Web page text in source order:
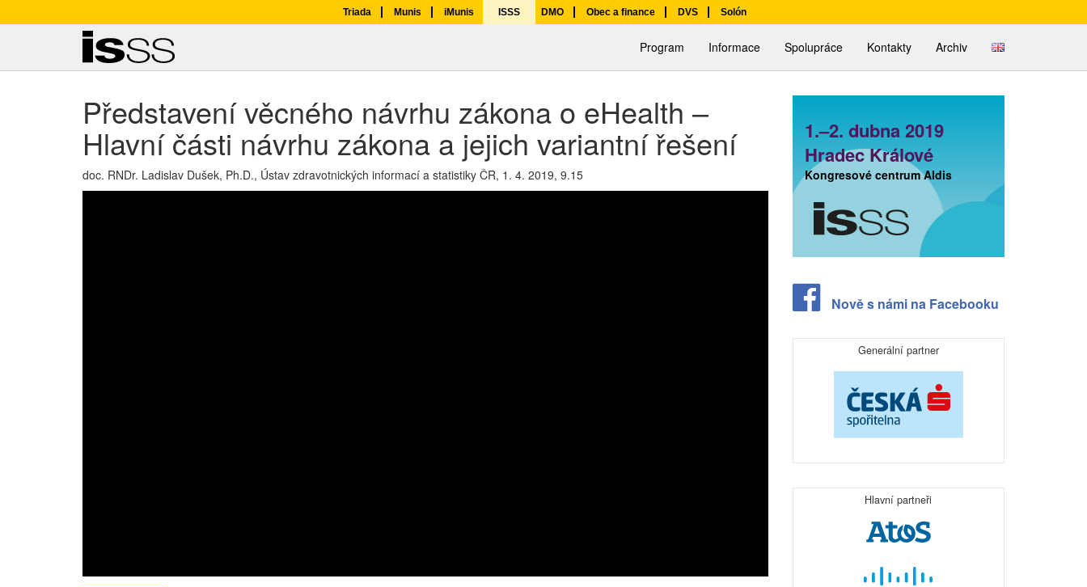
Triada Munis iMunis ISSS DMO Obec a finance DVS Solón
Program Informace Spolupráce Kontakty Archiv English
Představení věcného návrhu zákona o eHealth –
Hlavní části návrhu zákona a jejich variantní řešení
doc. RNDr. Ladislav Dušek, Ph.D., Ústav zdravotnických informací a statistiky ČR, 1. 4. 2019, 9.15
1.–2. dubna 2019
Hradec Králové
Kongresové centrum Aldis
Nově s námi na Facebooku
Generální partner
Hlavní partneři